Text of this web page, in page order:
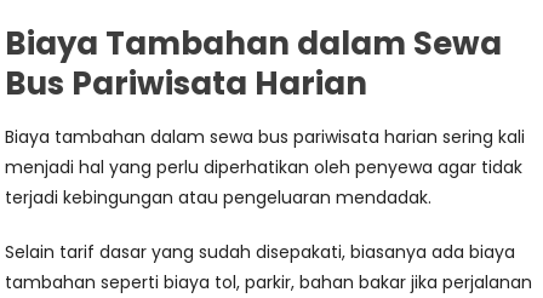
Biaya Tambahan dalam Sewa
Bus Pariwisata Harian
Biaya tambahan dalam sewa bus pariwisata harian sering kali
menjadi hal yang perlu diperhatikan oleh penyewa agar tidak
terjadi kebingungan atau pengeluaran mendadak.
Selain tarif dasar yang sudah disepakati, biasanya ada biaya
tambahan seperti biaya tol, parkir, bahan bakar jika perjalanan